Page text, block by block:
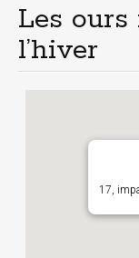
principal
Les
l’hiver
17,